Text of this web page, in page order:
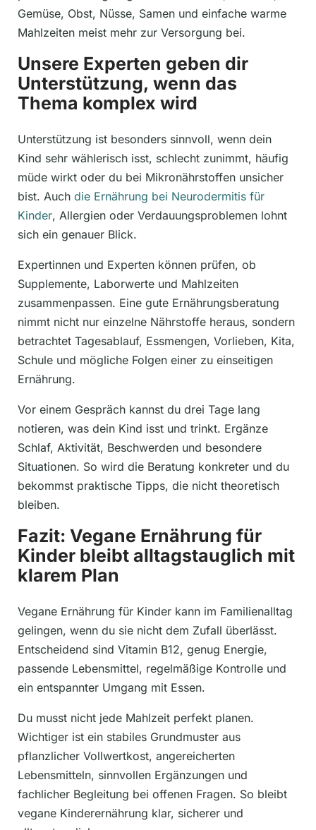
Gemüse, Obst, Nüsse, Samen und einfache warme
Mahlzeiten meist mehr zur Versorgung bei.
Unsere Experten geben dir
Unterstützung, wenn das
Thema komplex wird
Unterstützung ist besonders sinnvoll, wenn dein
Kind sehr wählerisch isst, schlecht zunimmt, häufig
müde wirkt oder du bei Mikronährstoffen unsicher
bist. Auch die Ernährung bei Neurodermitis für
Kinder, Allergien oder Verdauungsproblemen lohnt
sich ein genauer Blick.
Expertinnen und Experten können prüfen, ob
Supplemente, Laborwerte und Mahlzeiten
zusammenpassen. Eine gute Ernährungsberatung
nimmt nicht nur einzelne Nährstoffe heraus, sondern
betrachtet Tagesablauf, Essmengen, Vorlieben, Kita,
Schule und mögliche Folgen einer zu einseitigen
Ernährung.
Vor einem Gespräch kannst du drei Tage lang
notieren, was dein Kind isst und trinkt. Ergänze
Schlaf, Aktivität, Beschwerden und besondere
Situationen. So wird die Beratung konkreter und du
bekommst praktische Tipps, die nicht theoretisch
bleiben.
Fazit: Vegane Ernährung für
Kinder bleibt alltagstauglich mit
klarem Plan
Vegane Ernährung für Kinder kann im Familienalltag
gelingen, wenn du sie nicht dem Zufall überlässt.
Entscheidend sind Vitamin B12, genug Energie,
passende Lebensmittel, regelmäßige Kontrolle und
ein entspannter Umgang mit Essen.
Du musst nicht jede Mahlzeit perfekt planen.
Wichtiger ist ein stabiles Grundmuster aus
pflanzlicher Vollwertkost, angereicherten
Lebensmitteln, sinnvollen Ergänzungen und
fachlicher Begleitung bei offenen Fragen. So bleibt
vegane Kinderernährung klar, sicherer und